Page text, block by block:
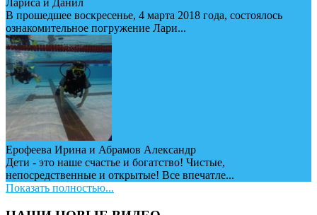
Лариса и Данил
В прошедшее воскресенье, 4 марта 2018 года, состоялось
ознакомительное погружение Лари...
Ерофеева Ирина и Абрамов Александр
Дети - это наше счастье и богатство! Чистые,
непосредственные и открытые! Все впечатле...
Показать полностью...